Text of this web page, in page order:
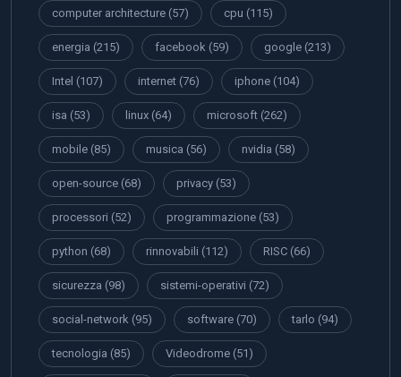
computer architecture (57) cpu (115)
energia (215) facebook (59) google (213)
Intel (107) internet (76) iphone (104)
isa (53) linux (64) microsoft (262)
mobile (85) musica (56) nvidia (58)
open-source (68) privacy (53)
processori (52) programmazione (53)
python (68) rinnovabili (112) RISC (66)
sicurezza (98) sistemi-operativi (72)
social-network (95) software (70) tarlo (94)
tecnologia (85) Videodrome (51)